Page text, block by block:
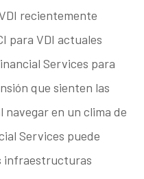
recientemente
para VDI actuales
Services para
que sienten las
navegar en un clima de
Services puede
infraestructuras